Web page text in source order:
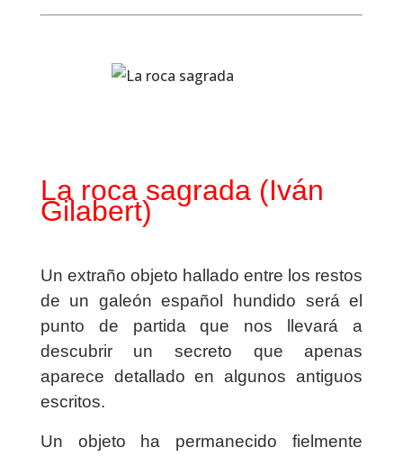
La roca sagrada (Iván
Gilabert)
Un extraño objeto hallado entre los restos
de un galeón español hundido será el
punto de partida que nos llevará a
descubrir un secreto que apenas
aparece detallado en algunos antiguos
escritos.
Un objeto ha permanecido fielmente